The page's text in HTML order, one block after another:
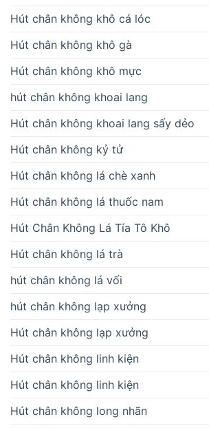
Hút chân không khô cá lóc
Hút chân không khô gà
Hút chân không khô mực
hút chân không khoai lang
Hút chân không khoai lang sấy dẻo
Hút chân không kỷ tử
Hút chân không lá chè xanh
Hút chân không lá thuốc nam
Hút Chân Không Lá Tía Tô Khô
Hút chân không lá trà
hút chân không lá vối
hút chân không lạp xưởng
Hút chân không lạp xưởng
Hút chân không linh kiện
Hút chân không linh kiện
Hút chân không long nhãn